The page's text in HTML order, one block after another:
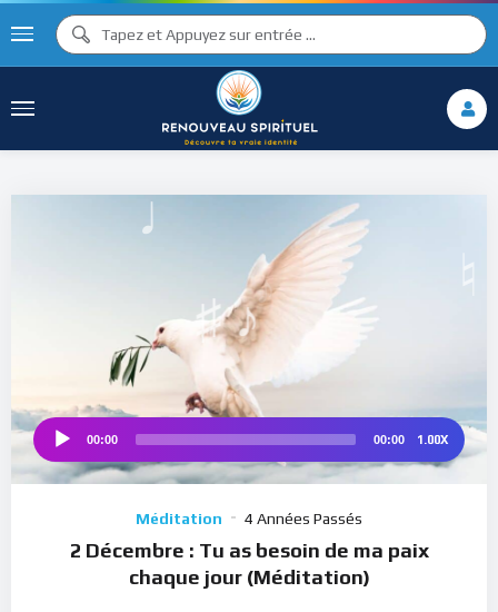
♯ ♪
♪
♯ ♬
♫
Audio
00:00 00:00 1.00X
Méditation 4 Années Passés
2 Décembre : Tu as besoin de ma paix
chaque jour (Méditation)